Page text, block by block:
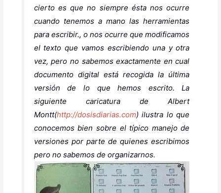
cierto es que no siempre ésta nos ocurre
cuando tenemos a mano las herramientas
para escribir., o nos ocurre que modificamos
el texto que vamos escribiendo una y otra
vez, pero no sabemos exactamente en cual
documento digital está recogida la última
versión de lo que hemos escrito. La
siguiente caricatura de Albert
Montt(http://dosisdiarias.com) ilustra lo que
conocemos bien sobre el típico manejo de
versiones por parte de quienes escribimos
pero no sabemos de organizarnos.